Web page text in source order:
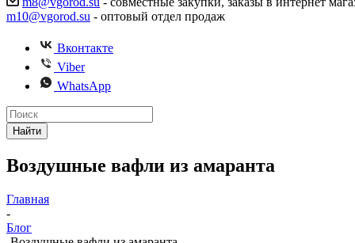
m10@vgorod.su - оптовый отдел продаж
Вконтакте
Viber
WhatsApp
Найти
Воздушные вафли из амаранта
Главная
-
Блог